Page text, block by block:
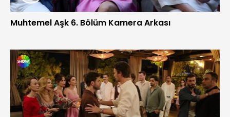
Muhtemel Aşk 6. Bölüm Kamera Arkası